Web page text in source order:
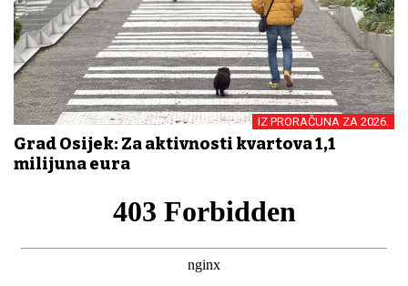
IZ PRORAČUNA ZA 2026.
Grad Osijek: Za aktivnosti kvartova 1,1
milijuna eura